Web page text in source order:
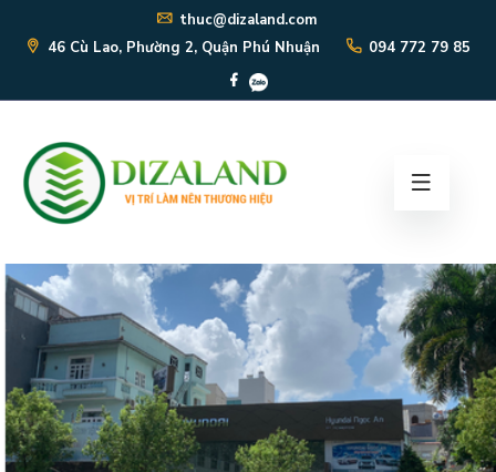
thuc@dizaland.com
46 Cù Lao, Phường 2, Quận Phú Nhuận
094 772 79 85